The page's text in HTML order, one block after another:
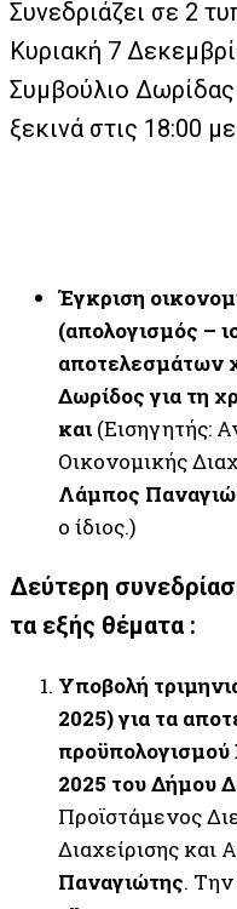
Συνεδριάζει σε 2
Κυριακή 7
Συμβούλιο
ξεκινά στις 18:00
Έγκριση
(απολογισμός –
αποτελεσμάτων
Δωρίδος για τη
και(Εισηγητής:
Οικονομικής
Λάμπος
ο ίδιος.)
Δεύτερη
τα εξής θέματα :
Υποβολή
2025) για τα
προϋπολογισμού
2025 του Δήμου
Προϊστάμενος
Διαχείρισης και
Παναγιώτης. Την